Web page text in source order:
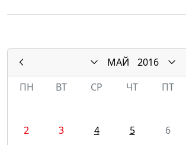
МАЙ
2016
ПН
ВТ СР ЧТ ПТ
2
3 4 5 6